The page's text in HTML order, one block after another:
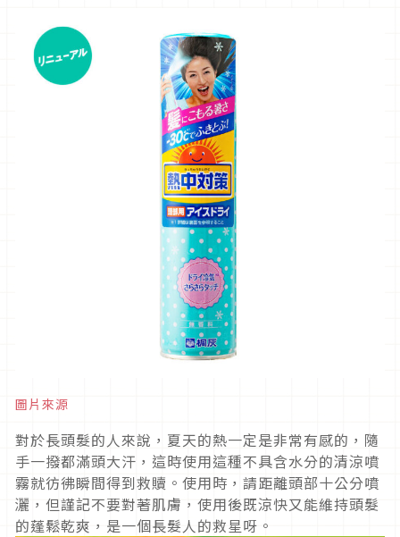
圖片來源
對於長頭髮的人來說，夏天的熱一定是非常有感的，隨
手一撥都滿頭大汗，這時使用這種不具含水分的清涼噴
霧就彷彿瞬間得到救贖。使用時，請距離頭部十公分噴
灑，但謹記不要對著肌膚，使用後既涼快又能維持頭髮
的蓬鬆乾爽，是一個長髮人的救星呀。